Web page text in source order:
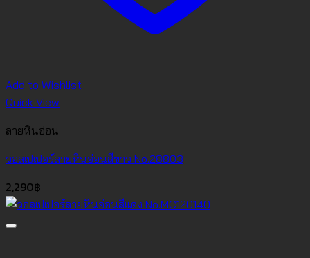
Add to Wishlist
Quick View
ลายหินอ่อน
วอลเปเปอร์ลายหินอ่อนสีขาว No.28803
2,290฿